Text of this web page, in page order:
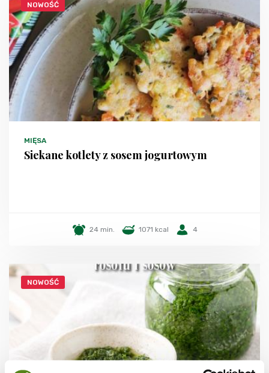
NOWOŚĆ
MIĘSA
Siekane kotlety z sosem jogurtowym
24 min. 1071 kcal 4
NOWOŚĆ